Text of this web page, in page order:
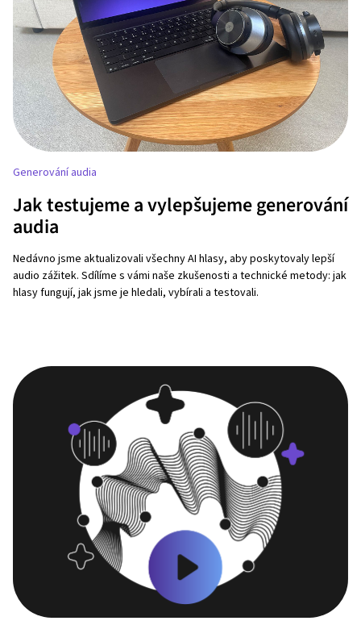
Generování audia
Jak testujeme a vylepšujeme generování
audia
Nedávno jsme aktualizovali všechny AI hlasy, aby poskytovaly lepší
audio zážitek. Sdílíme s vámi naše zkušenosti a technické metody: jak
hlasy fungují, jak jsme je hledali, vybírali a testovali.